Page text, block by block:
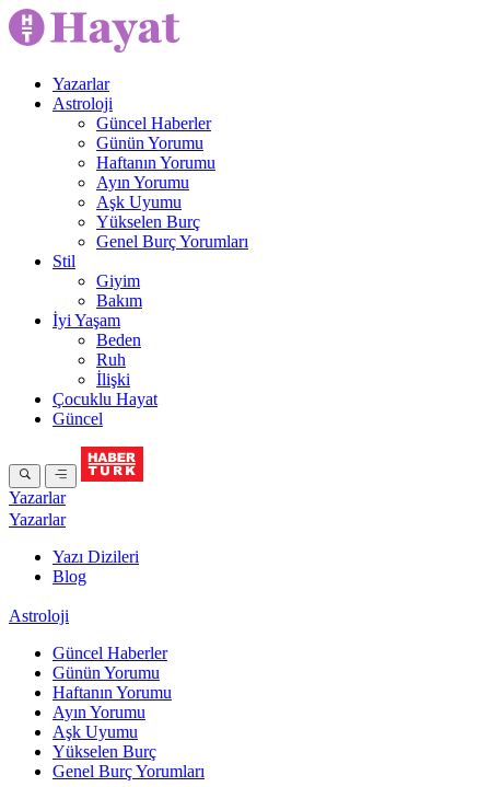
Yazarlar
Astroloji
Güncel Haberler
Günün Yorumu
Haftanın Yorumu
Ayın Yorumu
Aşk Uyumu
Yükselen Burç
Genel Burç Yorumları
Stil
Giyim
Bakım
İyi Yaşam
Beden
Ruh
İlişki
Çocuklu Hayat
Güncel
Yazarlar
Yazarlar
Yazı Dizileri
Blog
Astroloji
Güncel Haberler
Günün Yorumu
Haftanın Yorumu
Ayın Yorumu
Aşk Uyumu
Yükselen Burç
Genel Burç Yorumları